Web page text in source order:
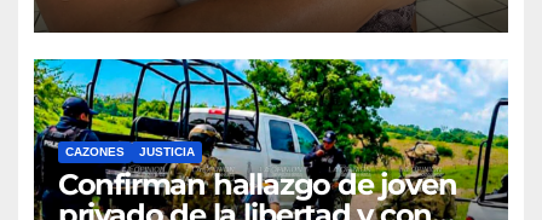
CAZONES JUSTICIA
Confirman hallazgo de joven